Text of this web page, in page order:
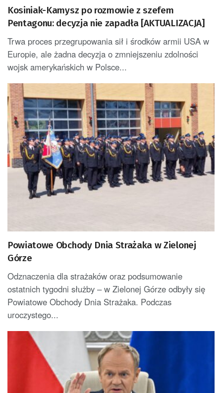
Kosiniak-Kamysz po rozmowie z szefem
Pentagonu: decyzja nie zapadła [AKTUALIZACJA]
Trwa proces przegrupowania sił i środków armii USA w
Europie, ale żadna decyzja o zmniejszeniu zdolności
wojsk amerykańskich w Polsce...
Powiatowe Obchody Dnia Strażaka w Zielonej
Górze
Odznaczenia dla strażaków oraz podsumowanie
ostatnich tygodni służby – w Zielonej Górze odbyły się
Powiatowe Obchody Dnia Strażaka. Podczas
uroczystego...